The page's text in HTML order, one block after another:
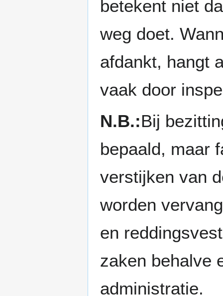
betekent niet
weg doet.
afdankt, hangt
vaak door
N.B.:Bij
bepaald, maar
verstijken van
worden
en
zaken behalve
administratie.